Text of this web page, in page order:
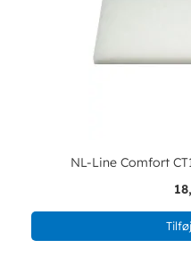
NL-Line Comfort